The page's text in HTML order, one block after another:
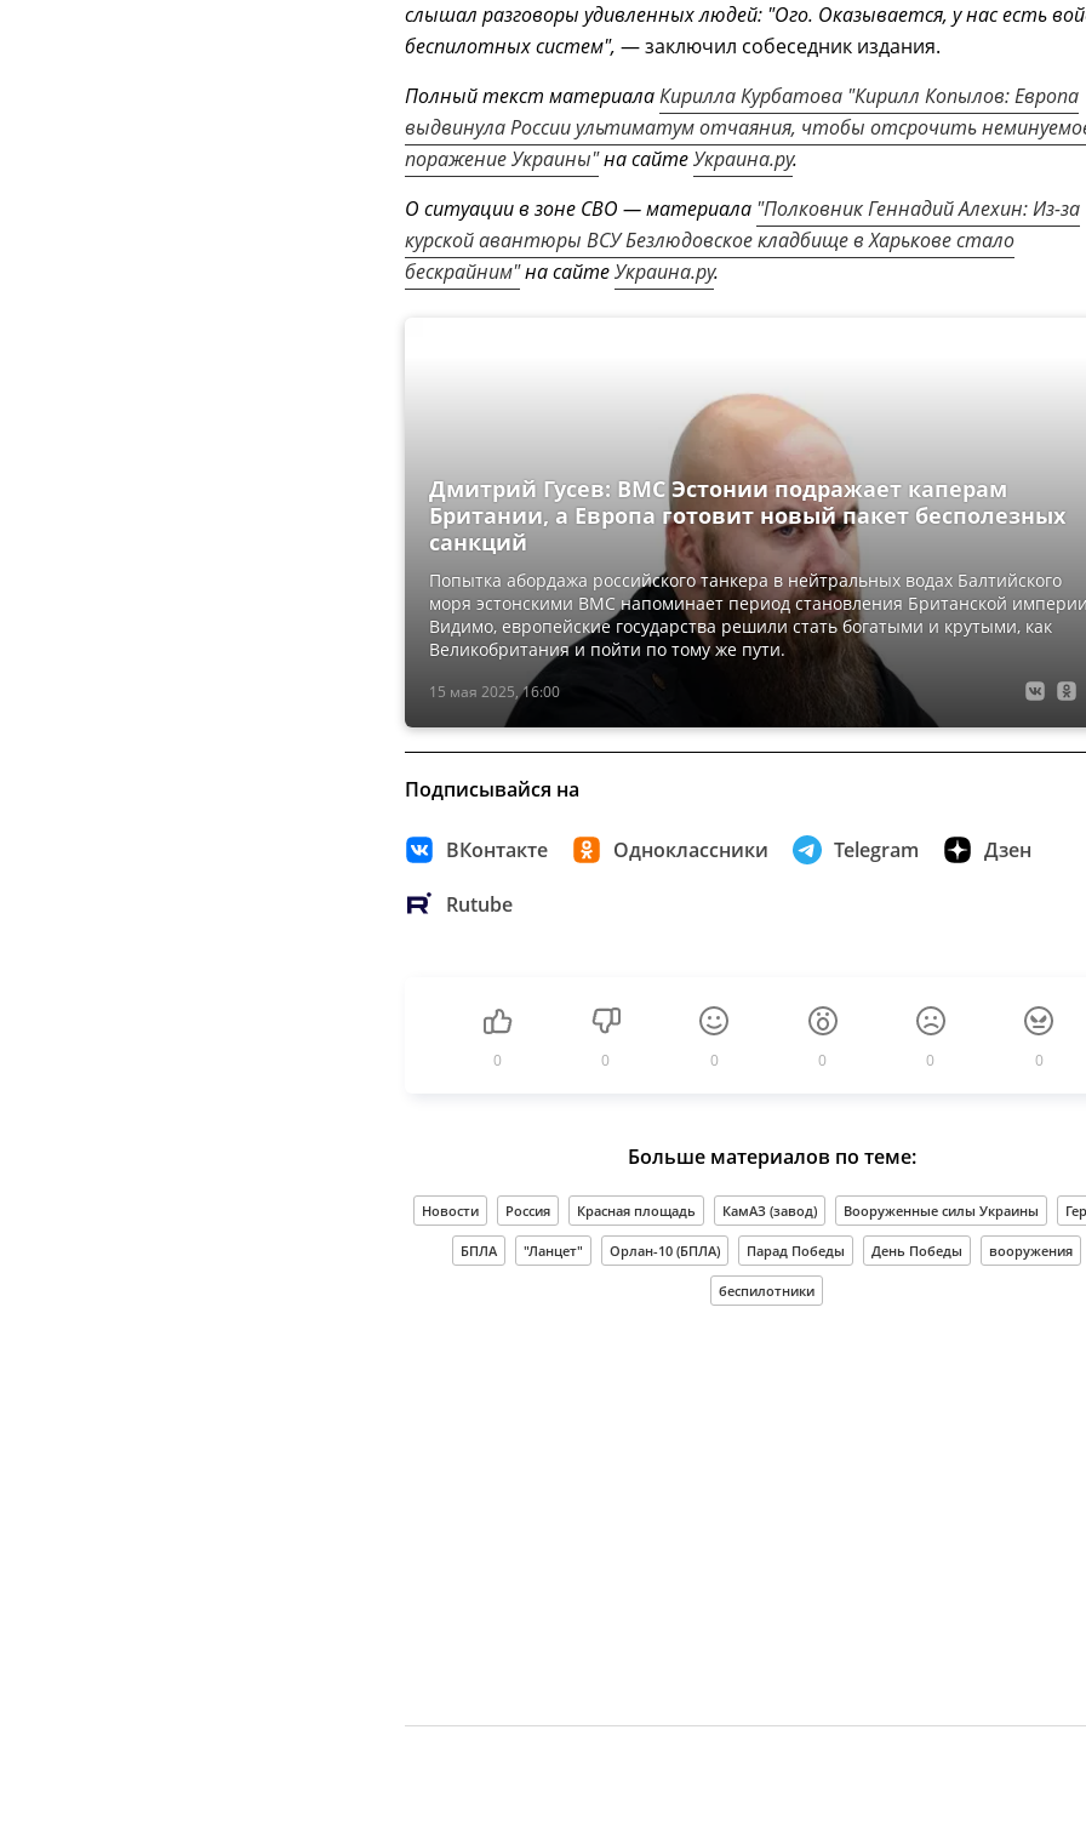
слышал разговоры удивленных людей: "Ого. Оказывается, у нас есть
беспилотных систем", — заключил собеседник издания.
Полный текст материалаКирилла Курбатова "Кирилл Копылов: Европа
выдвинула России ультиматум отчаяния, чтобы отсрочить
поражение Украины"на сайтеУкраина.ру.
О ситуации в зоне СВО — материала "Полковник Геннадий Алехин: Из-за
курской авантюры ВСУ Безлюдовское кладбище в Харькове стало
бескрайним"на сайтеУкраина.ру.
15 мая 2025, 16:00
Дмитрий Гусев: ВМС Эстонии подражает каперам
Британии, а Европа готовит новый пакет бесполезных
санкций
Попытка абордажа российского танкера в нейтральных водах Балтийского
моря эстонскими ВМС напоминает период становления Британской
Видимо, европейские государства решили стать богатыми и крутыми, как
Великобритания и пойти по тому же пути.
Подписывайся на
ВКонтакте Одноклассники Telegram Дзен
Rutube
0 0 0 0 0 0
Больше материалов по теме:
Новости Россия Красная площадь КамАЗ (завод) Вооруженные силы Украины
БПЛА "Ланцет" Орлан-10 (БПЛА) Парад Победы День Победы вооружения
беспилотники